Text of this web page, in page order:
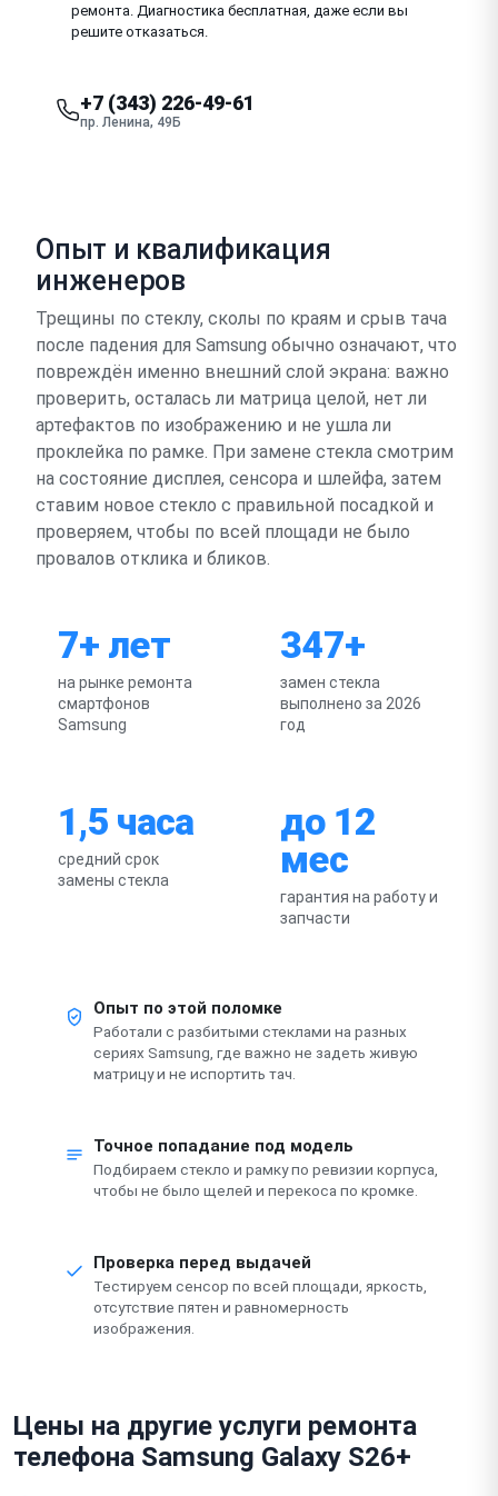
ремонта. Диагностика бесплатная, даже если вы
решите отказаться.
+7 (343) 226-49-61
пр. Ленина, 49Б
Опыт и квалификация
инженеров
Трещины по стеклу, сколы по краям и срыв тача
после падения для Samsung обычно означают, что
повреждён именно внешний слой экрана: важно
проверить, осталась ли матрица целой, нет ли
артефактов по изображению и не ушла ли
проклейка по рамке. При замене стекла смотрим
на состояние дисплея, сенсора и шлейфа, затем
ставим новое стекло с правильной посадкой и
проверяем, чтобы по всей площади не было
провалов отклика и бликов.
7+ лет
на рынке ремонта
смартфонов
Samsung
347+
замен стекла
выполнено за 2026
год
1,5 часа
средний срок
замены стекла
до 12
мес
гарантия на работу и
запчасти
Опыт по этой поломке
Работали с разбитыми стеклами на разных
сериях Samsung, где важно не задеть живую
матрицу и не испортить тач.
Точное попадание под модель
Подбираем стекло и рамку по ревизии корпуса,
чтобы не было щелей и перекоса по кромке.
Проверка перед выдачей
Тестируем сенсор по всей площади, яркость,
отсутствие пятен и равномерность
изображения.
Цены на другие услуги ремонта
телефона Samsung Galaxy S26+